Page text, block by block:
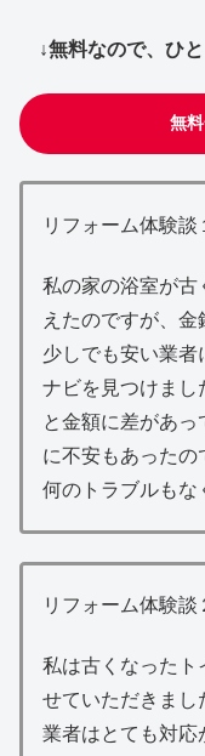
↓無料なので、ひ
無
リフォーム体験談
私の家の浴室が古
えたのですが、
少しでも安い業
ナビを見つけまし
と金額に差があ
に不安もあったの
何のトラブルもな
リフォーム体験談
私は古くなったト
せていただきまし
業者はとても対応